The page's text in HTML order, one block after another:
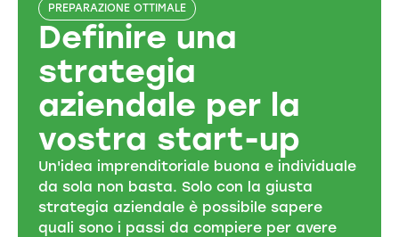
PREPARAZIONE OTTIMALE
Definire una
strategia
aziendale per la
vostra start-up
Un'idea imprenditoriale buona e individuale
da sola non basta. Solo con la giusta
strategia aziendale è possibile sapere
quali sono i passi da compiere per avere